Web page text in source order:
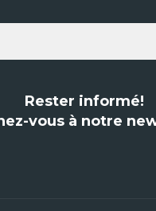
Rester informé!
vous à notre